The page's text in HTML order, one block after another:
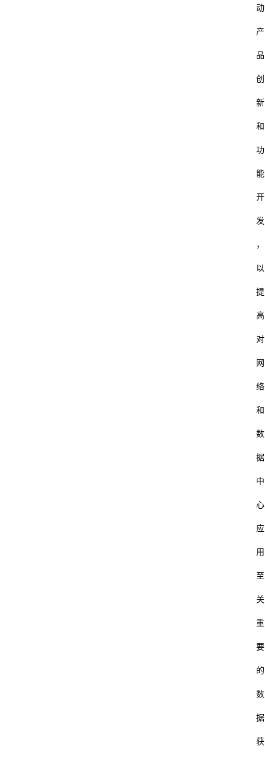
动
产
品
创
新
和
功
能
开
发
，
以
提
高
对
网
络
和
数
据
中
心
应
用
至
关
重
要
的
数
据
获